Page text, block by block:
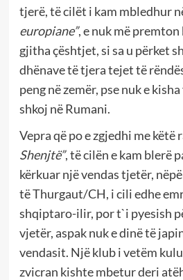
tjerë, të cilët i kam mbledhur
europiane”, e nuk më premton
gjitha çështjet, si sa u përket
dhënave të tjera tejet të
peng në zemër, pse nuk e
shkoj në Rumani.
Vepra që po e zgjedhi me këtë
Shenjtë”, të cilën e kam blerë
kërkuar një vendas tjetër,
të Thurgaut/CH, i cili edhe
shqiptaro-ilir, por t`i pyesish
vjetër, aspak nuk e dinë të
vendasit. Një klub i vetëm
zvicran kishte mbetur deri